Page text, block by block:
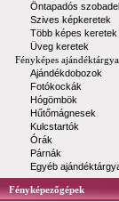
Öntapadós
Szives képkeretek
Több képes keretek
Üveg keretek
Fényképes
Ajándékdobozok
Fotókockák
Hógömbök
Hűtőmágnesek
Kulcstartók
Órák
Párnák
Egyéb
Fényképezőgépek